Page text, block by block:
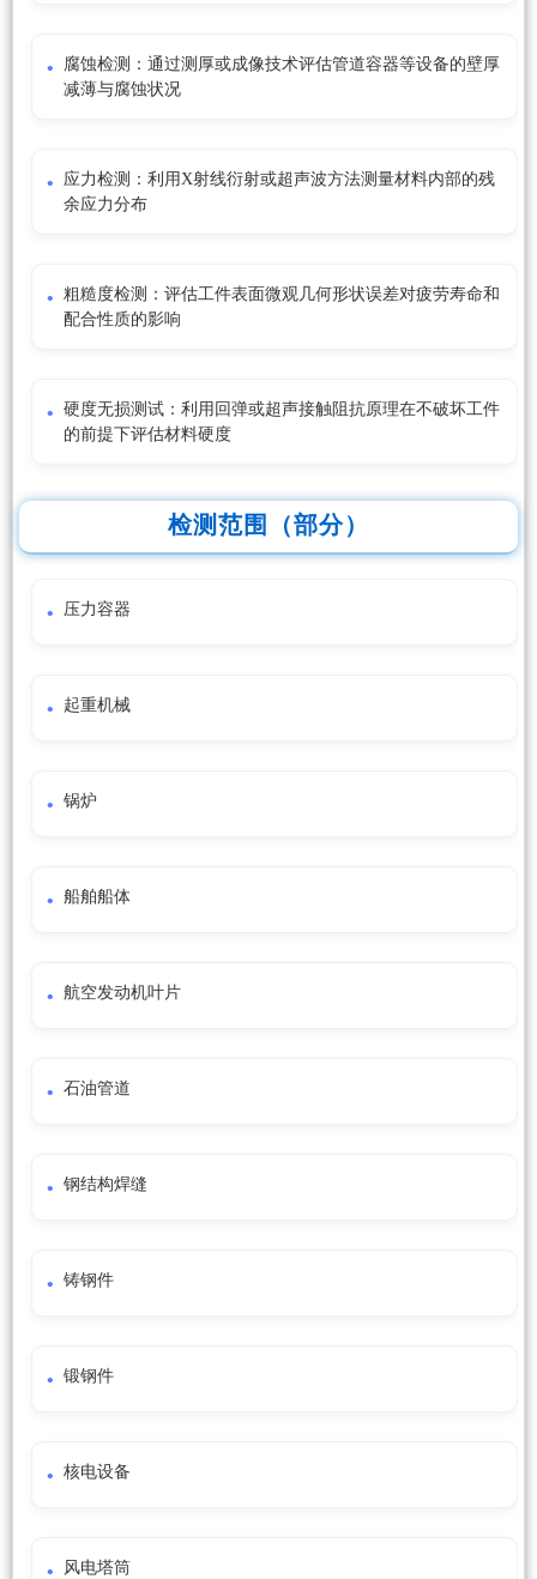
腐蚀检测：通过测厚或成像技术评估管道容器等设备的壁厚
减薄与腐蚀状况
应力检测：利用X射线衍射或超声波方法测量材料内部的残
余应力分布
粗糙度检测：评估工件表面微观几何形状误差对疲劳寿命和
配合性质的影响
硬度无损测试：利用回弹或超声接触阻抗原理在不破坏工件
的前提下评估材料硬度
检测范围（部分）
压力容器
起重机械
锅炉
船舶船体
航空发动机叶片
石油管道
钢结构焊缝
铸钢件
锻钢件
核电设备
风电塔筒